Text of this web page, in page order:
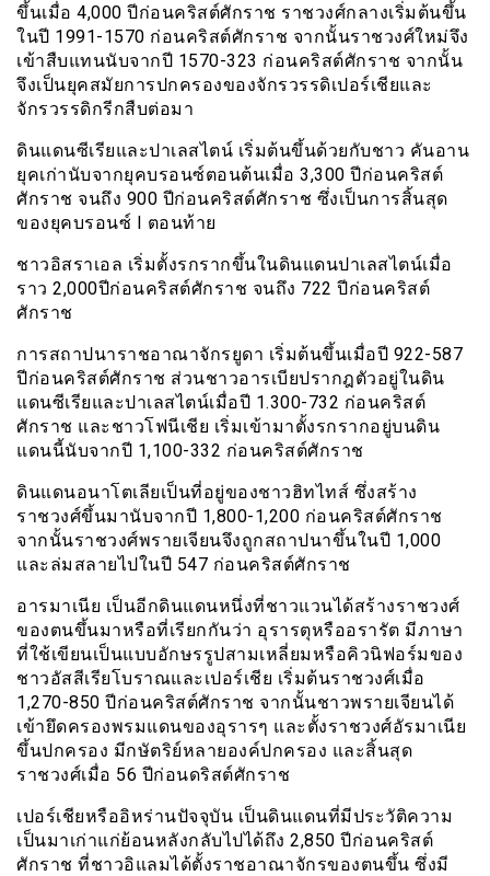
ขึ้นเมื่อ 4,000 ปีก่อนคริสต์ศักราช ราชวงศ์กลางเริ่มต้นขึ้น
ในปี 1991-1570 ก่อนคริสต์ศักราช จากนั้นราชวงศ์ใหม่จึง
เข้าสืบแทนนับจากปี 1570-323 ก่อนคริสต์ศักราช จากนั้น
จึงเป็นยุคสมัยการปกครองของจักรวรรดิเปอร์เชียและ
จักรวรรดิกรีกสืบต่อมา
ดินแดนซีเรียและปาเลสไตน์ เริ่มต้นขึ้นด้วยกับชาว คันอาน
ยุคเก่านับจากยุคบรอนซ์ตอนต้นเมื่อ 3,300 ปีก่อนคริสต์
ศักราช จนถึง 900 ปีก่อนคริสต์ศักราช ซึ่งเป็นการสิ้นสุด
ของยุคบรอนซ์ I ตอนท้าย
ชาวอิสราเอล เริ่มตั้งรกรากขึ้นในดินแดนปาเลสไตน์เมื่อ
ราว 2,000ปีก่อนคริสต์ศักราช จนถึง 722 ปีก่อนคริสต์
ศักราช
การสถาปนาราชอาณาจักรยูดา เริ่มต้นขึ้นเมื่อปี 922-587
ปีก่อนคริสต์ศักราช ส่วนชาวอารเบียปรากฎตัวอยู่ในดิน
แดนซีเรียและปาเลสไตน์เมื่อปี 1.300-732 ก่อนคริสต์
ศักราช และชาวโฟนีเชีย เริ่มเข้ามาตั้งรกรากอยู่บนดิน
แดนนี้นับจากปี 1,100-332 ก่อนคริสต์ศักราช
ดินแดนอนาโตเลียเป็นที่อยู่ของชาวฮิทไทส์ ซึ่งสร้าง
ราชวงศ์ขึ้นมานับจากปี 1,800-1,200 ก่อนคริสต์ศักราช
จากนั้นราชวงศ์พรายเจียนจึงถูกสถาปนาขึ้นในปี 1,000
และล่มสลายไปในปี 547 ก่อนคริสต์ศักราช
อารมาเนีย เป็นอีกดินแดนหนึ่งที่ชาวแวนได้สร้างราชวงศ์
ของตนขึ้นมาหรือที่เรียกกันว่า อุรารตุหรืออรารัต มีภาษา
ที่ใช้เขียนเป็นแบบอักษรรูปสามเหลี่ยมหรือคิวนิฟอร์มของ
ชาวอัสสีเรียโบราณและเปอร์เชีย เริ่มต้นราชวงศ์เมื่อ
1,270-850 ปีก่อนคริสต์ศักราช จากนั้นชาวพรายเจียนได้
เข้ายึดครองพรมแดนของอุรารๆ และตั้งราชวงศ์อัรมาเนีย
ขึ้นปกครอง มีกษัตริย์หลายองค์ปกครอง และสิ้นสุด
ราชวงศ์เมื่อ 56 ปีก่อนดริสต์ศักราช
เปอร์เชียหรืออิหร่านปัจจุบัน เป็นดินแดนที่มีประวัติความ
เป็นมาเก่าแก่ย้อนหลังกลับไปได้ถึง 2,850 ปีก่อนคริสต์
ศักราช ที่ชาวอิแลมได้ตั้งราชอาณาจักรของตนขึ้น ซึ่งมี